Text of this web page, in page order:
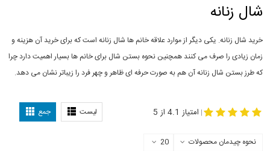
شال زنانه
خرید شال زنانه. یکی دیگر از موارد علاقه خانم ها شال زنانه است که برای خرید آن هزینه و
زمان زیادی را صرف می کنند همچنین نحوه بستن شال برای خانم ها بسیار اهمیت دارد چرا
که طرز بستن شال زنانه آن هم به صورت حرفه ای ظاهر و چهر فرد را زیباتر نشان می دهد.
لیست جمع | امتیاز 4.1 از 5
نحوه چیدمان محصولات 20